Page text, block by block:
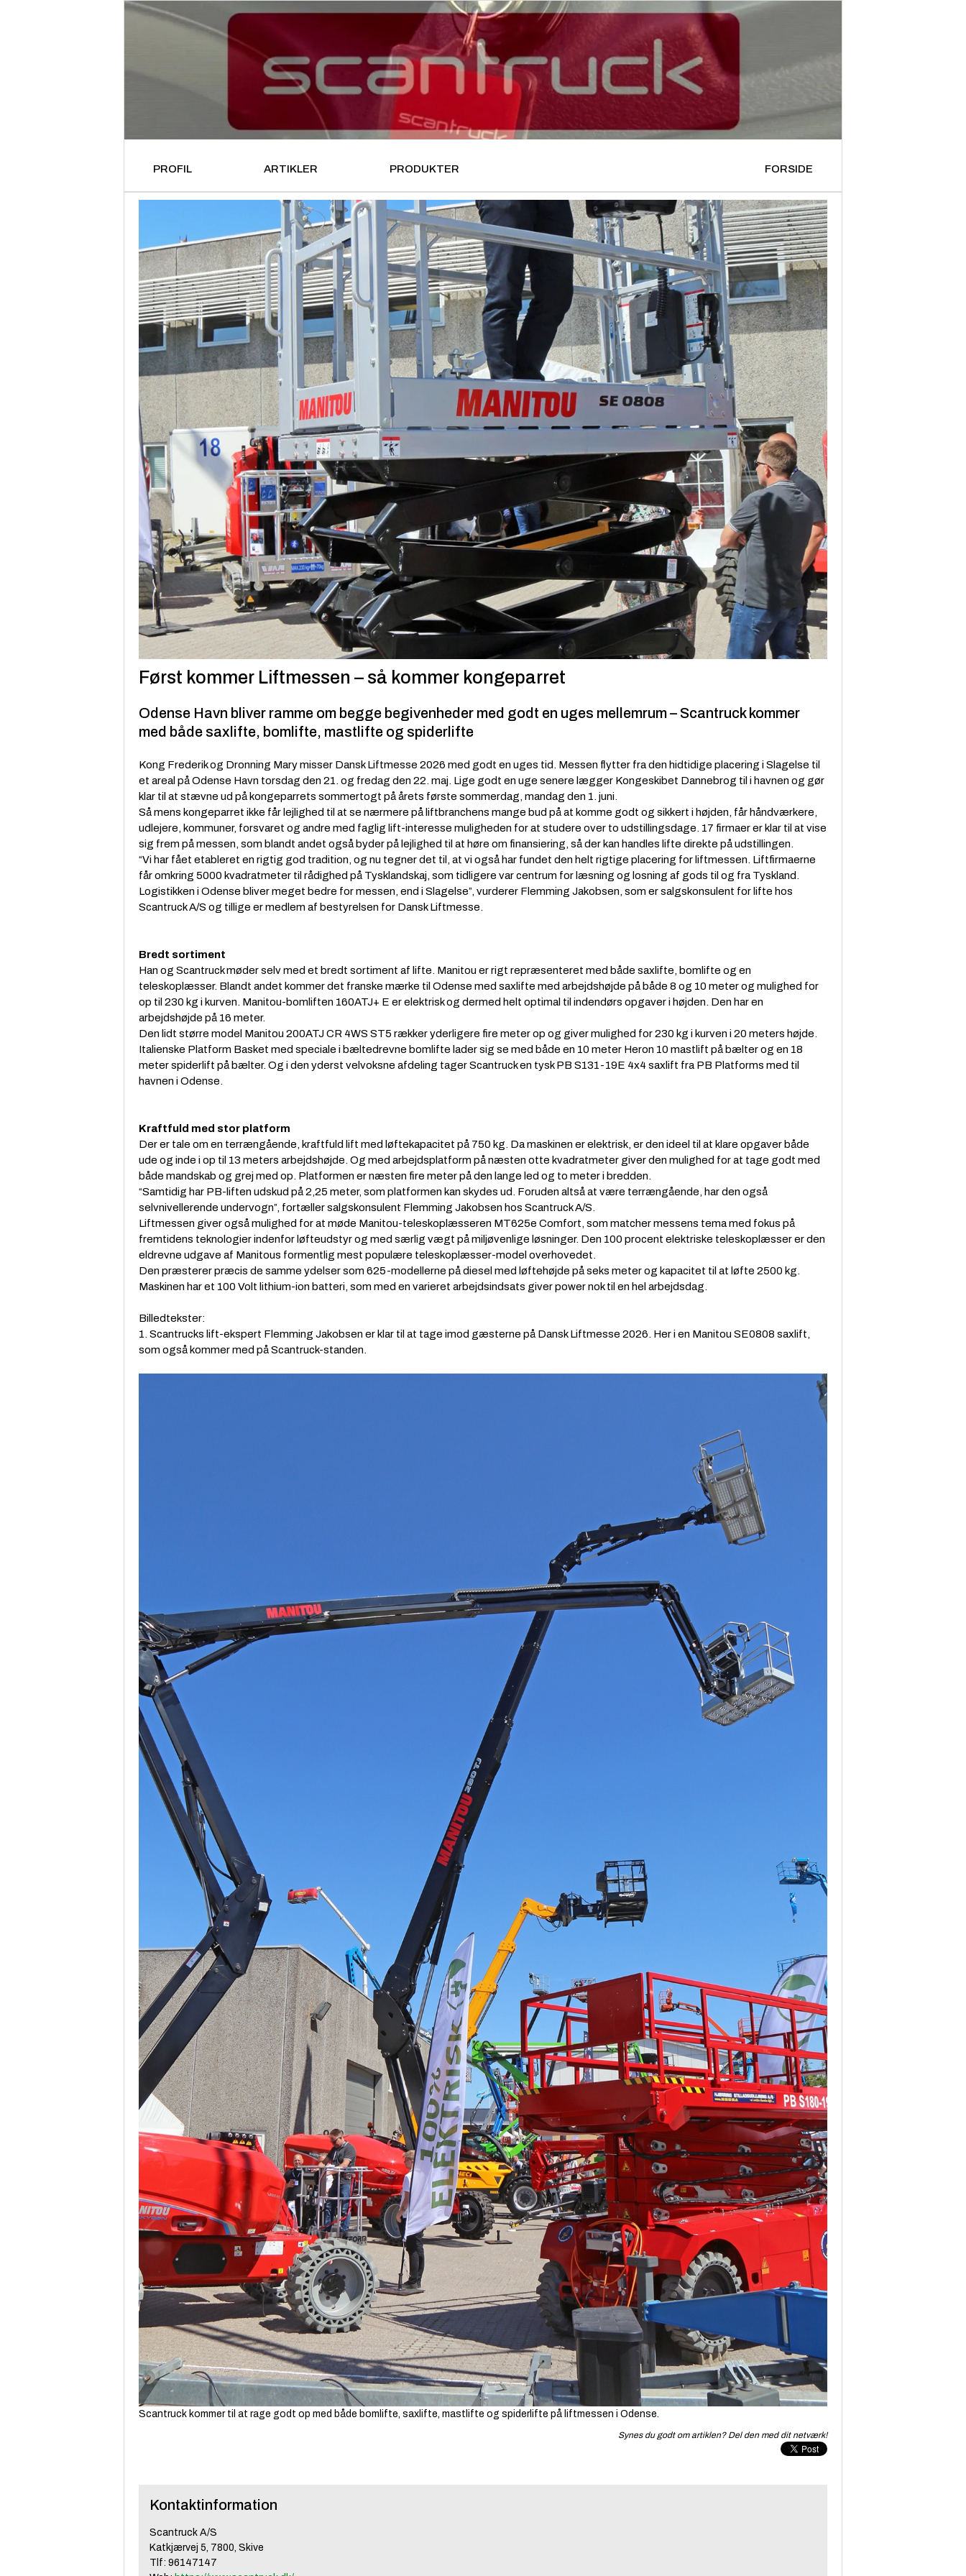
PROFIL ARTIKLER PRODUKTER FORSIDE
Først kommer Liftmessen – så kommer kongeparret
Odense Havn bliver ramme om begge begivenheder med godt en uges mellemrum – Scantruck kommer
med både saxlifte, bomlifte, mastlifte og spiderlifte
Kong Frederik og Dronning Mary misser Dansk Liftmesse 2026 med godt en uges tid. Messen flytter fra den hidtidige placering i Slagelse til
et areal på Odense Havn torsdag den 21. og fredag den 22. maj. Lige godt en uge senere lægger Kongeskibet Dannebrog til i havnen og gør
klar til at stævne ud på kongeparrets sommertogt på årets første sommerdag, mandag den 1. juni.
Så mens kongeparret ikke får lejlighed til at se nærmere på liftbranchens mange bud på at komme godt og sikkert i højden, får håndværkere,
udlejere, kommuner, forsvaret og andre med faglig lift-interesse muligheden for at studere over to udstillingsdage. 17 firmaer er klar til at vise
sig frem på messen, som blandt andet også byder på lejlighed til at høre om finansiering, så der kan handles lifte direkte på udstillingen.
“Vi har fået etableret en rigtig god tradition, og nu tegner det til, at vi også har fundet den helt rigtige placering for liftmessen. Liftfirmaerne
får omkring 5000 kvadratmeter til rådighed på Tysklandskaj, som tidligere var centrum for læsning og losning af gods til og fra Tyskland.
Logistikken i Odense bliver meget bedre for messen, end i Slagelse”, vurderer Flemming Jakobsen, som er salgskonsulent for lifte hos
Scantruck A/S og tillige er medlem af bestyrelsen for Dansk Liftmesse.
Bredt sortiment
Han og Scantruck møder selv med et bredt sortiment af lifte. Manitou er rigt repræsenteret med både saxlifte, bomlifte og en
teleskoplæsser. Blandt andet kommer det franske mærke til Odense med saxlifte med arbejdshøjde på både 8 og 10 meter og mulighed for
op til 230 kg i kurven. Manitou-bomliften 160ATJ+ E er elektrisk og dermed helt optimal til indendørs opgaver i højden. Den har en
arbejdshøjde på 16 meter.
Den lidt større model Manitou 200ATJ CR 4WS ST5 rækker yderligere fire meter op og giver mulighed for 230 kg i kurven i 20 meters højde.
Italienske Platform Basket med speciale i bæltedrevne bomlifte lader sig se med både en 10 meter Heron 10 mastlift på bælter og en 18
meter spiderlift på bælter. Og i den yderst velvoksne afdeling tager Scantruck en tysk PB S131-19E 4x4 saxlift fra PB Platforms med til
havnen i Odense.
Kraftfuld med stor platform
Der er tale om en terrængående, kraftfuld lift med løftekapacitet på 750 kg. Da maskinen er elektrisk, er den ideel til at klare opgaver både
ude og inde i op til 13 meters arbejdshøjde. Og med arbejdsplatform på næsten otte kvadratmeter giver den mulighed for at tage godt med
både mandskab og grej med op. Platformen er næsten fire meter på den lange led og to meter i bredden.
“Samtidig har PB-liften udskud på 2,25 meter, som platformen kan skydes ud. Foruden altså at være terrængående, har den også
selvnivellerende undervogn”, fortæller salgskonsulent Flemming Jakobsen hos Scantruck A/S.
Liftmessen giver også mulighed for at møde Manitou-teleskoplæsseren MT625e Comfort, som matcher messens tema med fokus på
fremtidens teknologier indenfor løfteudstyr og med særlig vægt på miljøvenlige løsninger. Den 100 procent elektriske teleskoplæsser er den
eldrevne udgave af Manitous formentlig mest populære teleskoplæsser-model overhovedet.
Den præsterer præcis de samme ydelser som 625-modellerne på diesel med løftehøjde på seks meter og kapacitet til at løfte 2500 kg.
Maskinen har et 100 Volt lithium-ion batteri, som med en varieret arbejdsindsats giver power nok til en hel arbejdsdag.
Billedtekster:
1. Scantrucks lift-ekspert Flemming Jakobsen er klar til at tage imod gæsterne på Dansk Liftmesse 2026. Her i en Manitou SE0808 saxlift,
som også kommer med på Scantruck-standen.
Scantruck kommer til at rage godt op med både bomlifte, saxlifte, mastlifte og spiderlifte på liftmessen i Odense.
Synes du godt om artiklen? Del den med dit netværk!
Kontaktinformation
Scantruck A/S
Katkjærvej 5, 7800, Skive
Tlf: 96147147